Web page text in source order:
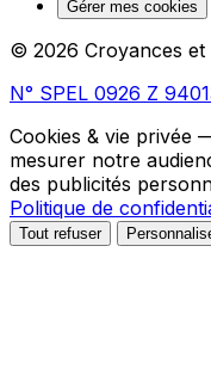
Gérer mes cookies
© 2026 Croyances et
N° SPEL 0926 Z
Cookies & vie privée
mesurer notre
des publicités
Politique de
Tout refuser